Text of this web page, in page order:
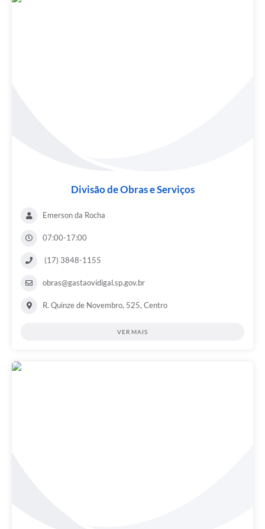
Divisão de Obras e Serviços
Emerson da Rocha
07:00-17:00
(17) 3848-1155
obras@gastaovidigal.sp.gov.br
R. Quinze de Novembro, 525, Centro
VER MAIS